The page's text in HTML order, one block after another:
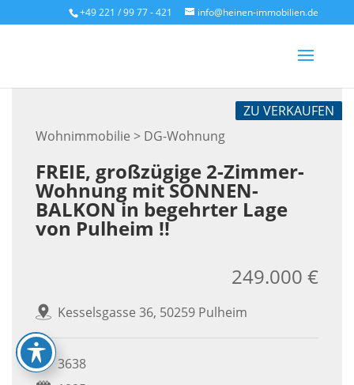
+49 221 / 99 77 - 421 info@heinen-immobilien.de
Wohnimmobilie > DG-Wohnung
ZU VERKAUFEN
FREIE, großzügige 2-Zimmer-
Wohnung mit SONNEN-
BALKON in begehrter Lage
von Pulheim !!
Kesselsgasse 36, 50259 Pulheim
249.000 €
3638